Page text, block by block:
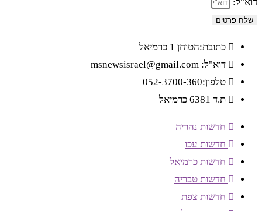
שלח פרטים
כתובת:הטוחן 1 כרמיאל
דוא"ל: msnewsisrael@gmail.com
טלפון:052-3700-360
ת.ד 6381 כרמיאל
חדשות נהריה
חדשות עכו
חדשות כרמיאל
חדשות טבריה
חדשות צפת